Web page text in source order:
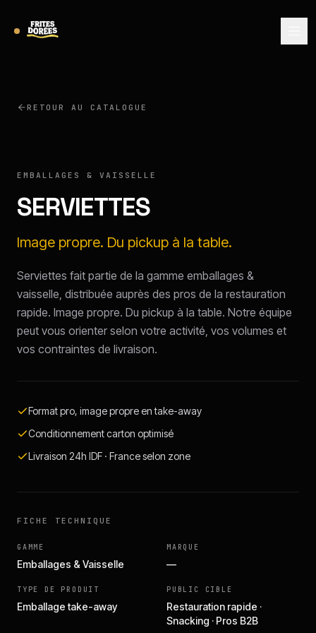
RETOUR AU CATALOGUE
EMBALLAGES & VAISSELLE
SERVIETTES
Image propre. Du pickup à la table.
Serviettes fait partie de la gamme emballages &
vaisselle, distribuée auprès des pros de la restauration
rapide. Image propre. Du pickup à la table. Notre équipe
peut vous orienter selon votre activité, vos volumes et
vos contraintes de livraison.
Format pro, image propre en take-away
Conditionnement carton optimisé
Livraison 24h IDF · France selon zone
FICHE TECHNIQUE
GAMME
Emballages & Vaisselle
MARQUE
—
TYPE DE PRODUIT
Emballage take-away
PUBLIC CIBLE
Restauration rapide ·
Snacking · Pros B2B